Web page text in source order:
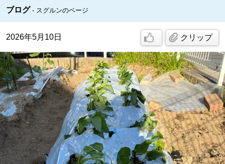
ブログ スグルンのページ
2026年5月10日 クリップ